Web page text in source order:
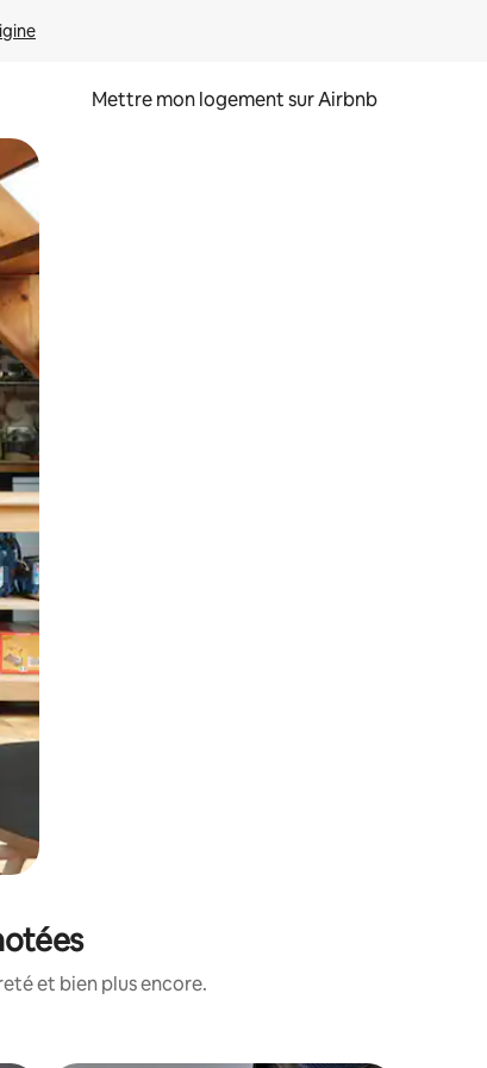
Mettre mon logement sur Airbnb
et bien plus encore.